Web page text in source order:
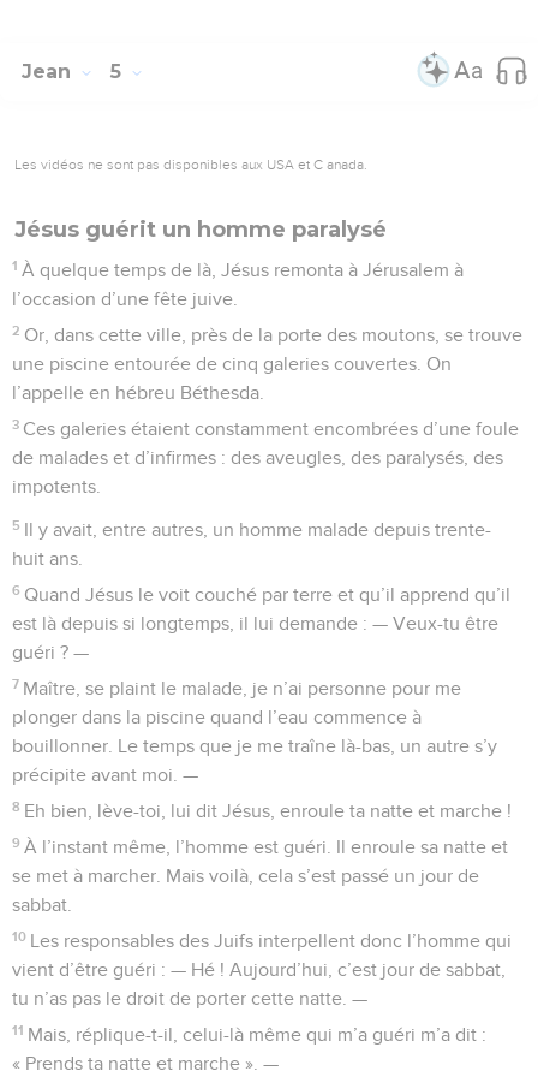
Jean 5
Les vidéos ne sont pas disponibles aux USA et C anada.
Jésus guérit un homme paralysé
1 À quelque temps de là, Jésus remonta à Jérusalem à
l’occasion d’une fête juive.
2 Or, dans cette ville, près de la porte des moutons, se trouve
une piscine entourée de cinq galeries couvertes. On
l’appelle en hébreu Béthesda.
3 Ces galeries étaient constamment encombrées d’une foule
de malades et d’infirmes : des aveugles, des paralysés, des
impotents.
5 Il y avait, entre autres, un homme malade depuis trente-
huit ans.
6 Quand Jésus le voit couché par terre et qu’il apprend qu’il
est là depuis si longtemps, il lui demande : — Veux-tu être
guéri ? —
7 Maître, se plaint le malade, je n’ai personne pour me
plonger dans la piscine quand l’eau commence à
bouillonner. Le temps que je me traîne là-bas, un autre s’y
précipite avant moi. —
8 Eh bien, lève-toi, lui dit Jésus, enroule ta natte et marche !
9 À l’instant même, l’homme est guéri. Il enroule sa natte et
se met à marcher. Mais voilà, cela s’est passé un jour de
sabbat.
10 Les responsables des Juifs interpellent donc l’homme qui
vient d’être guéri : — Hé ! Aujourd’hui, c’est jour de sabbat,
tu n’as pas le droit de porter cette natte. —
11 Mais, réplique-t-il, celui-là même qui m’a guéri m’a dit :
« Prends ta natte et marche ». —